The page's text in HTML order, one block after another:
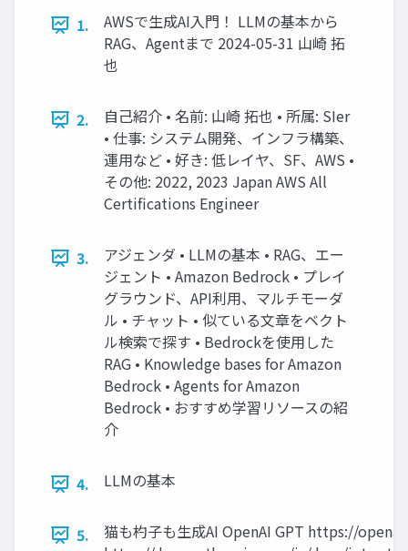
1.
AWSで生成AI入門！ LLMの基本から
RAG、Agentまで 2024-05-31 山崎 拓
也
2.
自己紹介 • 名前: 山崎 拓也 • 所属: SIer
• 仕事: システム開発、インフラ構築、
運用など • 好き: 低レイヤ、SF、AWS •
その他: 2022, 2023 Japan AWS All
Certifications Engineer
3.
アジェンダ • LLMの基本 • RAG、エー
ジェント • Amazon Bedrock • プレイ
グラウンド、API利用、マルチモーダ
ル • チャット • 似ている文章をベクト
ル検索で探す • Bedrockを使用した
RAG • Knowledge bases for Amazon
Bedrock • Agents for Amazon
Bedrock • おすすめ学習リソースの紹
介
4. LLMの基本
5.
猫も杓子も生成AI OpenAI GPT https://